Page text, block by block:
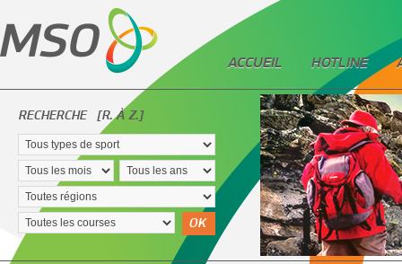
ACCUEIL HOTLINE
RECHERCHE [R. À Z.]
OK